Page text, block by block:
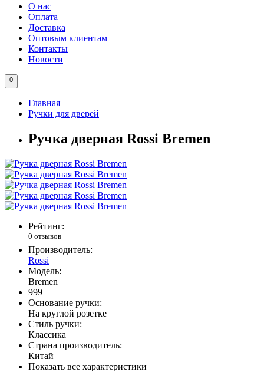
О нас
Оплата
Доставка
Оптовым клиентам
Контакты
Новости
0
Главная
Ручки для дверей
Ручка дверная Rossi Bremen
Рейтинг:
0 отзывов
Производитель:
Rossi
Модель:
Bremen
999
Основание ручки:
На круглой розетке
Стиль ручки:
Классика
Страна производитель:
Китай
Показать все характеристики